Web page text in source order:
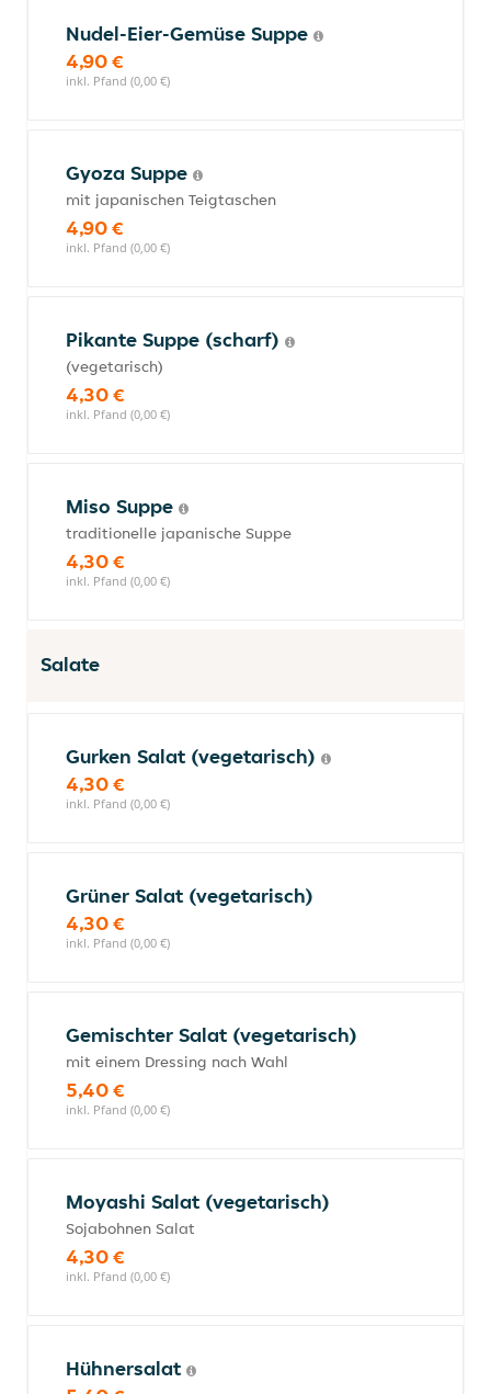
Nudel-Eier-Gemüse Suppe
4,90 €
inkl. Pfand (0,00 €)
Gyoza Suppe
mit japanischen Teigtaschen
4,90 €
inkl. Pfand (0,00 €)
Pikante Suppe (scharf)
(vegetarisch)
4,30 €
inkl. Pfand (0,00 €)
Miso Suppe
traditionelle japanische Suppe
4,30 €
inkl. Pfand (0,00 €)
Salate
Gurken Salat (vegetarisch)
4,30 €
inkl. Pfand (0,00 €)
Grüner Salat (vegetarisch)
4,30 €
inkl. Pfand (0,00 €)
Gemischter Salat (vegetarisch)
mit einem Dressing nach Wahl
5,40 €
inkl. Pfand (0,00 €)
Moyashi Salat (vegetarisch)
Sojabohnen Salat
4,30 €
inkl. Pfand (0,00 €)
Hühnersalat